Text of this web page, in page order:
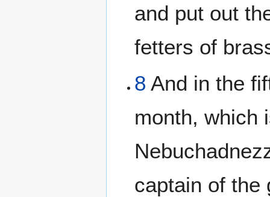
and put out
fetters of
8 And in the
month, which
captain of the